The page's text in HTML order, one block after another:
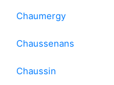
Chaumergy
Chaussenans
Chaussin